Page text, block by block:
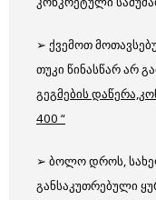
➢ ქვემოთ
თუკი წინასწარ არ
გეგმების
400 “
➢ ბოლო დროს,
განსაკუთრებული